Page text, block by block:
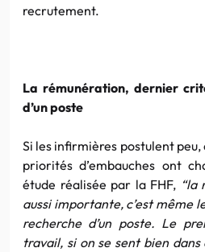
recrutement.
La rémunération, dernier
d’un poste
Si les infirmières postulent peu,
priorités d’embauches ont
étude réalisée par la FHF, “la
aussi importante, c’est même
recherche d’un poste. Le
travail, si on se sent bien dans